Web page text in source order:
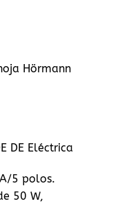
Hörmann
DE Eléctrica
5 polos.
50 W,